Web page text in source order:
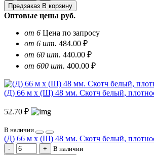
Предзаказ В корзину
Оптовые цены руб.
от 6 Цена по запросу
от 6 шт. 484.00 ₽
от 60 шт. 440.00 ₽
от 600 шт. 400.00 ₽
(Д) 66 м х (Ш) 48 мм. Скотч белый,
52.70 ₽
В наличии
(Д) 66 м х (Ш) 48 мм. Скотч белый,
В наличии